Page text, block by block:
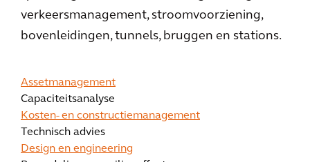
verkeersmanagement, stroomvoorziening,
bovenleidingen, tunnels, bruggen en stations.
Assetmanagement
Capaciteitsanalyse
Kosten- en constructiemanagement
Technisch advies
Design en engineering